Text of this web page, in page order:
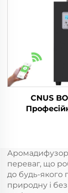
готелі/
ванній/
CNUS
переваг, що
до будь-якого
природну і